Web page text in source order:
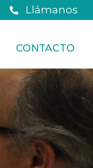
Llámanos
CONTACTO